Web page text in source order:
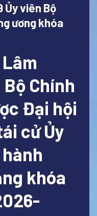
Ủy viên Bộ
ương khóa
Chính
Đại hội
cử Ủy
khóa